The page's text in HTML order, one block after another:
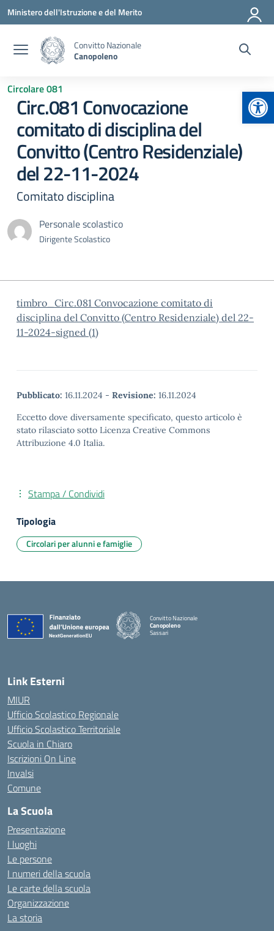
Vai ai contenuti
Vai al menu di navigazione
Vai al footer
Ministero dell'Istruzione e del Merito
Convitto Nazionale
Canopoleno
Circolare 081
Circ.081 Convocazione
comitato di disciplina del
Convitto (Centro Residenziale)
del 22-11-2024
Comitato disciplina
Personale scolastico
Dirigente Scolastico
timbro_Circ.081 Convocazione comitato di
disciplina del Convitto (Centro Residenziale) del 22-
11-2024-signed (1)
Pubblicato: 16.11.2024 - Revisione: 16.11.2024
Eccetto dove diversamente specificato, questo articolo è
stato rilasciato sotto Licenza Creative Commons
Attribuzione 4.0 Italia.
Stampa / Condividi
Tipologia
Circolari per alunni e famiglie
Convitto Nazionale
Canopoleno
Sassari
Link Esterni
MIUR
Ufficio Scolastico Regionale
Ufficio Scolastico Territoriale
Scuola in Chiaro
Iscrizioni On Line
Invalsi
Comune
La Scuola
Presentazione
I luoghi
Le persone
I numeri della scuola
Le carte della scuola
Organizzazione
La storia